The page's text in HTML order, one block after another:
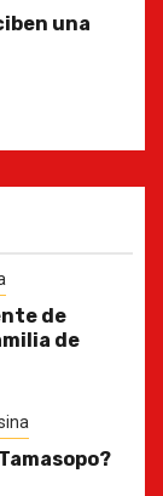
del Gobernador
de
de